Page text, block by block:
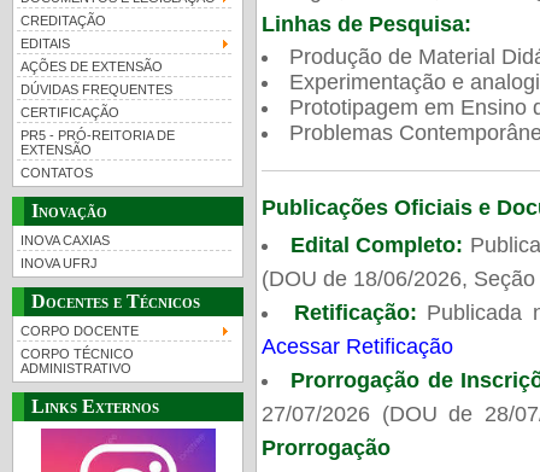
CREDITAÇÃO
EDITAIS
AÇÕES DE EXTENSÃO
DÚVIDAS FREQUENTES
CERTIFICAÇÃO
PR5 - PRÓ-REITORIA DE
EXTENSÃO
CONTATOS
Inovação
INOVA CAXIAS
INOVA UFRJ
Docentes e Técnicos
CORPO DOCENTE
CORPO TÉCNICO
ADMINISTRATIVO
Links Externos
Linhas de Pesquisa:
Produção de Material
Experimentação e
Prototipagem em Ensino
Problemas
Publicações Oficiais e
Edital Completo:
(DOU de 18/06/2026,
Retificação: Publicada
Acessar Retificação
Prorrogação de
27/07/2026 (DOU de 28/
Prorrogação